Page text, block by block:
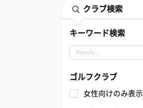
クラブ検索
キーワード検索
ゴルフクラブ
女性向けのみ表示